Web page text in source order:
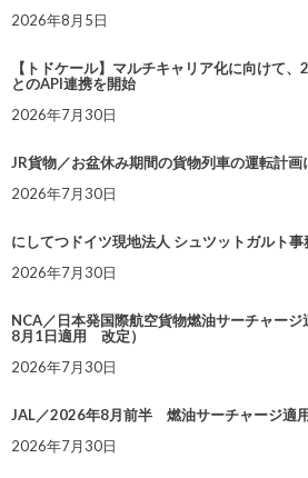
2026年8月5日
【トドケール】マルチキャリア化に向けて
とのAPI連携を開始
2026年7月30日
JR貨物／お盆休み期間の貨物列車の運転計画
2026年7月30日
にしてつドイツ現地法人 シュツットガルト
2026年7月30日
NCA／日本発国際航空貨物燃油サーチャー
8月1日適用 改定）
2026年7月30日
JAL／2026年8月前半 燃油サーチャージ適
2026年7月30日